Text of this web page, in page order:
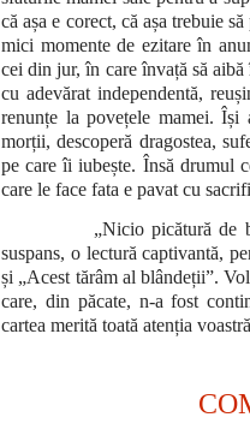
că așa e corect, că așa trebuie
mici momente de ezitare în
cei din jur, în care învață să
cu adevărat independentă,
renunțe la povețele mamei.
morții, descoperă dragostea,
pe care îi iubește. Însă drumul
care le face fata e pavat cu
„Nicio picătură de băut”
suspans, o lectură captivantă,
și „Acest tărâm al blândeții”.
care, din păcate, n-a fost
cartea merită toată atenția